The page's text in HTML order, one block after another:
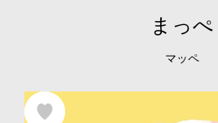
まっぺ
マッペ